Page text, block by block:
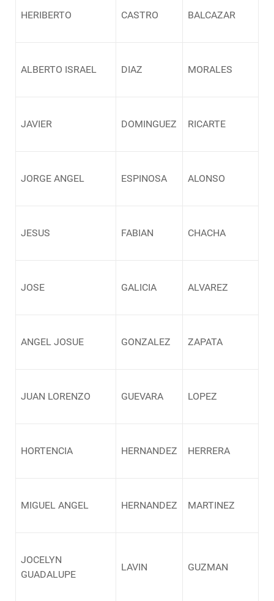
HERIBERTO CASTRO BALCAZAR
ALBERTO ISRAEL DIAZ MORALES
JAVIER DOMINGUEZ RICARTE
JORGE ANGEL ESPINOSA ALONSO
JESUS FABIAN CHACHA
JOSE GALICIA ALVAREZ
ANGEL JOSUE GONZALEZ ZAPATA
JUAN LORENZO GUEVARA LOPEZ
HORTENCIA HERNANDEZ HERRERA
MIGUEL ANGEL HERNANDEZ MARTINEZ
JOCELYN
GUADALUPE
LAVIN GUZMAN